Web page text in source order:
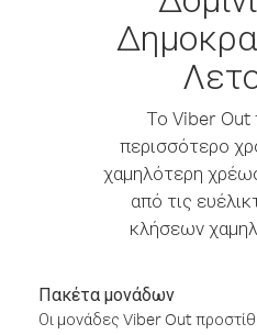
Το Viber Out
περισσότερο
χαμηλότερη
από τις
κλήσεων
Πακέτα μονάδων
Οι μονάδες Viber Out